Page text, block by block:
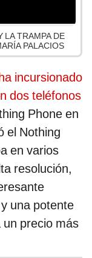
LA TRAMPA DE
PALACIOS
incursionado
dos teléfonos
Phone en
el Nothing
en varios
resolución,
una potente
precio más